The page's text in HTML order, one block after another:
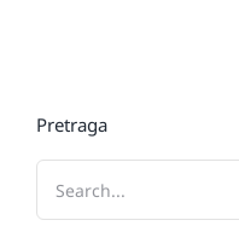
Pretraga